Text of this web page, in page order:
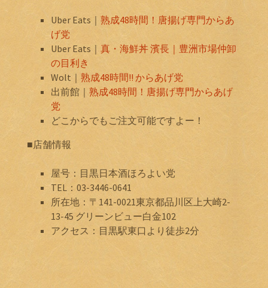
Uber Eats｜ 熟成48時間！唐揚げ専門からあ
げ党
Uber Eats｜ 真・海鮮丼 濱長｜豊洲市場仲卸
の目利き
Wolt｜ 熟成48時間!! からあげ党
出前館｜ 熟成48時間！唐揚げ専門からあげ
党
どこからでもご注文可能ですよー！
■店舗情報
屋号：目黒日本酒ほろよい党
TEL：03-3446-0641
所在地：〒141-0021東京都品川区上大崎2-
13-45 グリーンビュー白金102
アクセス：目黒駅東口より徒歩2分